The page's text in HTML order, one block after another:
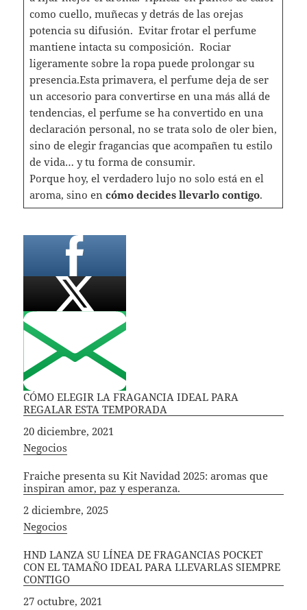
como cuello, muñecas y detrás de las orejas
potencia su difusión. Evitar frotar el perfume
mantiene intacta su composición. Rociar
ligeramente sobre la ropa puede prolongar su
presencia.Esta primavera, el perfume deja de ser
un accesorio para convertirse en una más allá de
tendencias, el perfume se ha convertido en una
declaración personal, no se trata solo de oler bien,
sino de elegir fragancias que acompañen tu estilo
de vida… y tu forma de consumir.
Porque hoy, el verdadero lujo no solo está en el
aroma, sino en cómo decides llevarlo contigo.
CÓMO ELEGIR LA FRAGANCIA IDEAL PARA
REGALAR ESTA TEMPORADA
Fecha
20 diciembre, 2021
In relation to
Negocios
Fraiche presenta su Kit Navidad 2025: aromas que
inspiran amor, paz y esperanza.
Fecha
2 diciembre, 2025
In relation to
Negocios
HND LANZA SU LÍNEA DE FRAGANCIAS POCKET
CON EL TAMAÑO IDEAL PARA LLEVARLAS SIEMPRE
CONTIGO
Fecha
27 octubre, 2021